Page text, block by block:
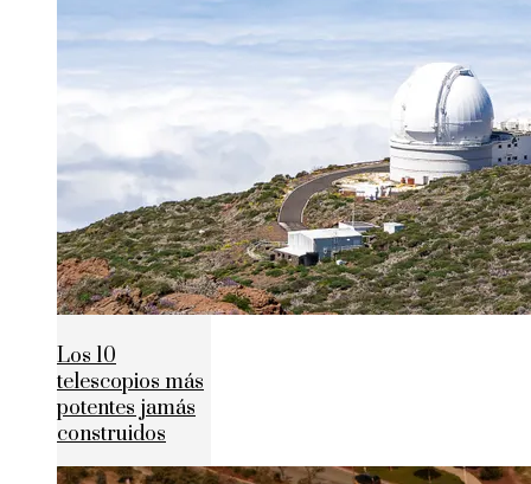
Los 10
telescopios más
potentes jamás
construidos